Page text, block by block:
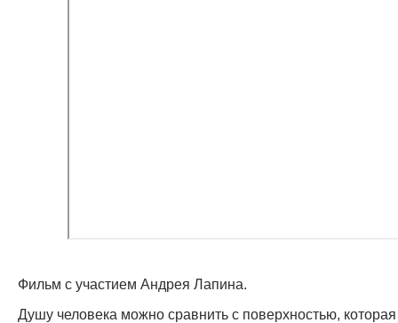
Фильм с участием Андрея Лапина.
Душу человека можно сравнить с поверхностью,